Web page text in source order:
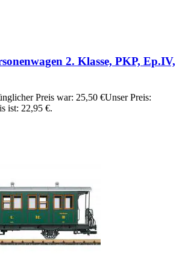
2. Klasse, PKP, Ep.IV,
Preis war: 25,50 €Unser Preis:
ist: 22,95 €.